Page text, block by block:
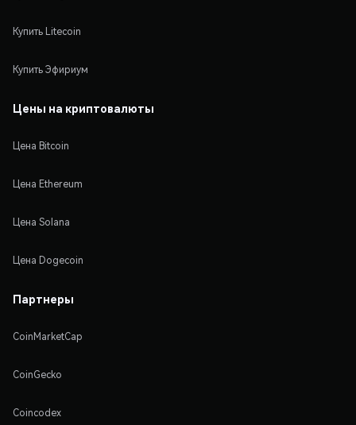
Купить Litecoin
Купить Эфириум
Цены на криптовалюты
Цена Bitcoin
Цена Ethereum
Цена Solana
Цена Dogecoin
Партнеры
CoinMarketCap
CoinGecko
Coincodex